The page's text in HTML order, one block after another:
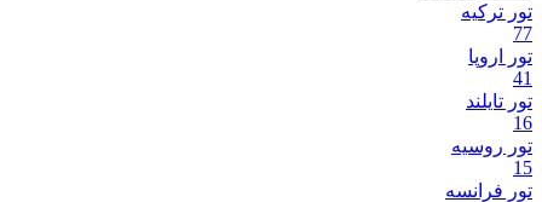
تور ترکیه
77
تور اروپا
41
تور تایلند
16
تور روسیه
15
تور فرانسه